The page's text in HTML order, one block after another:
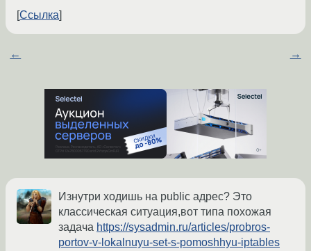
Ссылка
← →
Изнутри ходишь на public адрес? Это
классическая ситуация,вот типа похожая
задача https://sysadmin.ru/articles/probros-
portov-v-lokalnuyu-set-s-pomoshhyu-iptables